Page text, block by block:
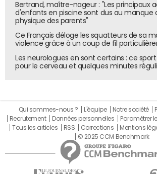
Bertrand, maître-nageur : "Les principaux
d'enfants en piscine sont dus au manque
physique des parents"
Ce Français déloge les squatteurs de sa
violence grâce à un coup de fil
Les neurologues en sont certains : ce
pour le cerveau et quelques minutes
Qui sommes-nous ? L'équipe Notre société
Recrutement
Données personnelles Paramétrer
Tous les articles
RSS Corrections Mentions
© 2025 CCM Benchmark